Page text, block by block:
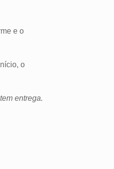
e o
o
entrega.